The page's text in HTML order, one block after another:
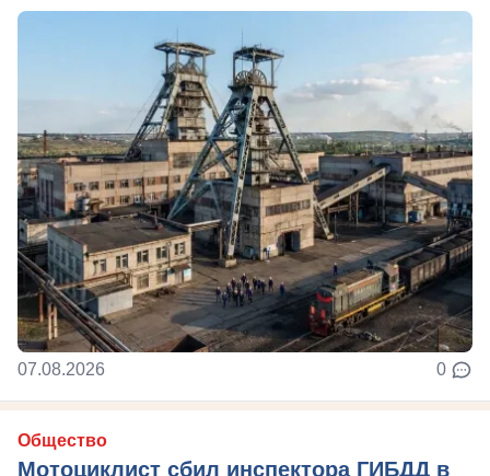
07.08.2026 0
Общество
Мотоциклист сбил инспектора ГИБДД в